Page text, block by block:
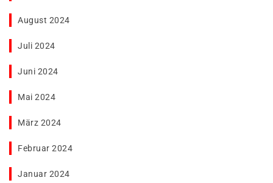
August 2024
Juli 2024
Juni 2024
Mai 2024
März 2024
Februar 2024
Januar 2024